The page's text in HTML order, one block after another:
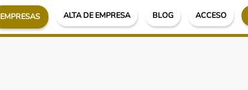
EMPRESAS ALTA DE EMPRESA BLOG ACCESO